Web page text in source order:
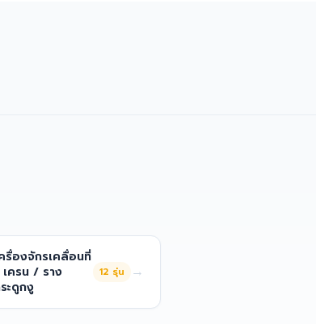
รื่องจักรเคลื่อนที่
ครน / ราง
ะดูกงู
12 รุ่น →